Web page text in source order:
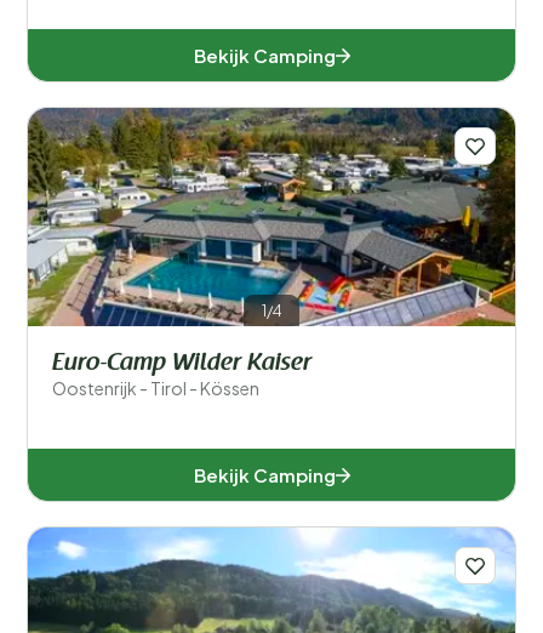
Bekijk Camping
1/4
Euro-Camp Wilder Kaiser
Oostenrijk - Tirol - Kössen
Bekijk Camping